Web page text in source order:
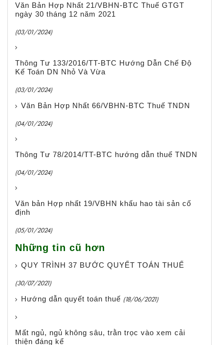
Văn Bản Hợp Nhất 21/VBHN-BTC Thuế GTGT
ngày 30 tháng 12 năm 2021
(03/01/2024)
Thông Tư 133/2016/TT-BTC Hướng Dẫn Chế Độ
Kế Toán DN Nhỏ Và Vừa
(03/01/2024)
Văn Bản Hợp Nhất 66/VBHN-BTC Thuế TNDN
(04/01/2024)
Thông Tư 78/2014/TT-BTC hướng dẫn thuế TNDN
(04/01/2024)
Văn bản Hợp nhất 19/VBHN khấu hao tài sản cố
định
(05/01/2024)
Những tin cũ hơn
QUY TRÌNH 37 BƯỚC QUYẾT TOÁN THUẾ
(30/07/2021)
Hướng dẫn quyết toán thuế (18/06/2021)
Mất ngủ, ngủ không sâu, trằn trọc vào xem cải
thiện đáng kể